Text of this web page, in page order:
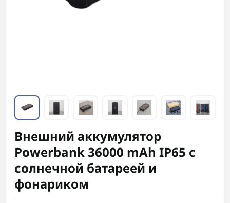
Внешний аккумулятор
Powerbank 36000 mAh IP65 с
солнечной батареей и
фонариком